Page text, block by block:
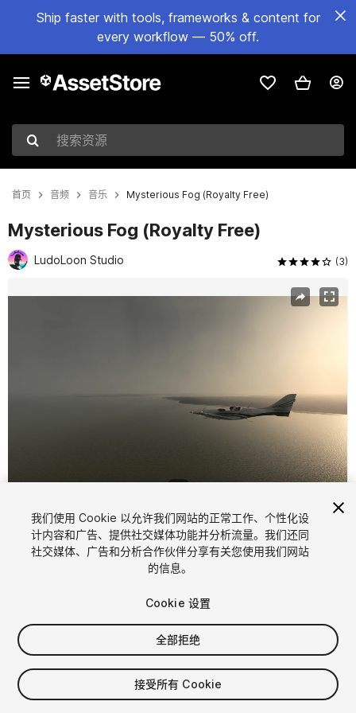
Ship faster with tools, frameworks & content for
every workflow — 50% off.
搜索资源
首页 音频 音乐 Mysterious Fog (Royalty Free)
Mysterious Fog (Royalty Free)
LudoLoon Studio (3)
FREE
19viewsin the past week
我们使用 Cookie 以允许我们网站的正常工作、个性化设
计内容和广告、提供社交媒体功能并分析流量。我们还同
社交媒体、广告和分析合作伙伴分享有关您使用我们网站
的信息。
Cookie 设置
全部拒绝
接受所有 Cookie